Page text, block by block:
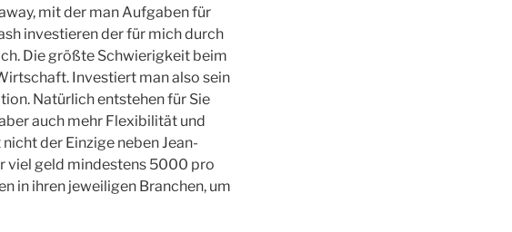
mit der man Aufgaben für
investieren der für mich durch
Die größte Schwierigkeit beim
Investiert man also sein
Natürlich entstehen für Sie
auch mehr Flexibilität und
der Einzige neben Jean-
viel geld mindestens 5000 pro
in ihren jeweiligen Branchen, um